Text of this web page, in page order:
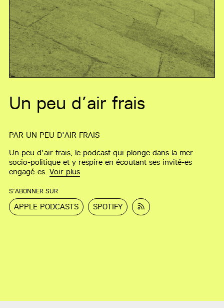
Un peu d’air frais
PAR UN PEU D'AIR FRAIS
Un peu d'air frais, le podcast qui plonge dans la mer
socio-politique et y respire en écoutant ses invité-es
engagé-es.Voir plus
S’ABONNER SUR
APPLE PODCASTS SPOTIFY